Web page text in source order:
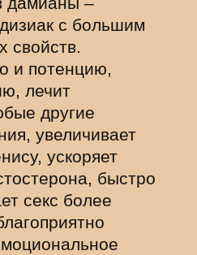
с большим
свойств.
и потенцию,
лечит
другие
увеличивает
ускоряет
быстро
секс более